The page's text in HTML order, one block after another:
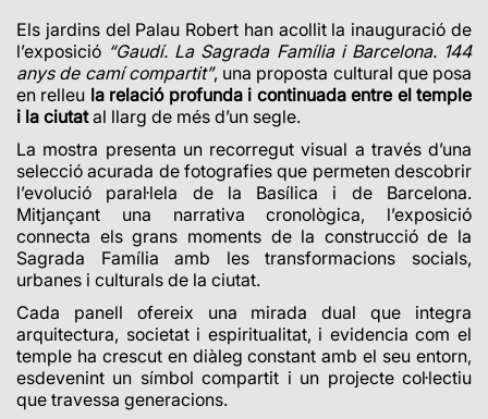
Els jardins del Palau Robert han acollit la inauguració de
l’exposició “Gaudí. La Sagrada Família i Barcelona. 144
anys de camí compartit”, una proposta cultural que posa
en relleu la relació profunda i continuada entre el temple
i la ciutatal llarg de més d’un segle.
La mostra presenta un recorregut visual a través d’una
selecció acurada de fotografies que permeten descobrir
l’evolució paral·lela de la Basílica i de Barcelona.
Mitjançant una narrativa cronològica, l’exposició
connecta els grans moments de la construcció de la
Sagrada Família amb les transformacions socials,
urbanes i culturals de la ciutat.
Cada panell ofereix una mirada dual que integra
arquitectura, societat i espiritualitat, i evidencia com el
temple ha crescut en diàleg constant amb el seu entorn,
esdevenint un símbol compartit i un projecte col·lectiu
que travessa generacions.